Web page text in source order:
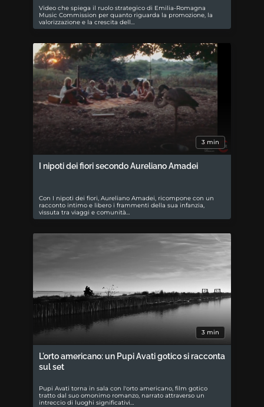
Video che spiega il ruolo strategico di Emilia-Romagna
Music Commission per quanto riguarda la promozione, la
valorizzazione e la crescita dell…
3 min
I nipoti dei fiori secondo Aureliano Amadei
Con I nipoti dei fiori, Aureliano Amadei, ricompone con un
racconto intimo e libero i frammenti della sua infanzia,
vissuta tra viaggi e comunità…
3 min
L'orto americano: un Pupi Avati gotico si racconta
sul set
Pupi Avati torna in sala con l'orto americano, film gotico
tratto dal suo omonimo romanzo, narrato attraverso un
intreccio di luoghi significativi…